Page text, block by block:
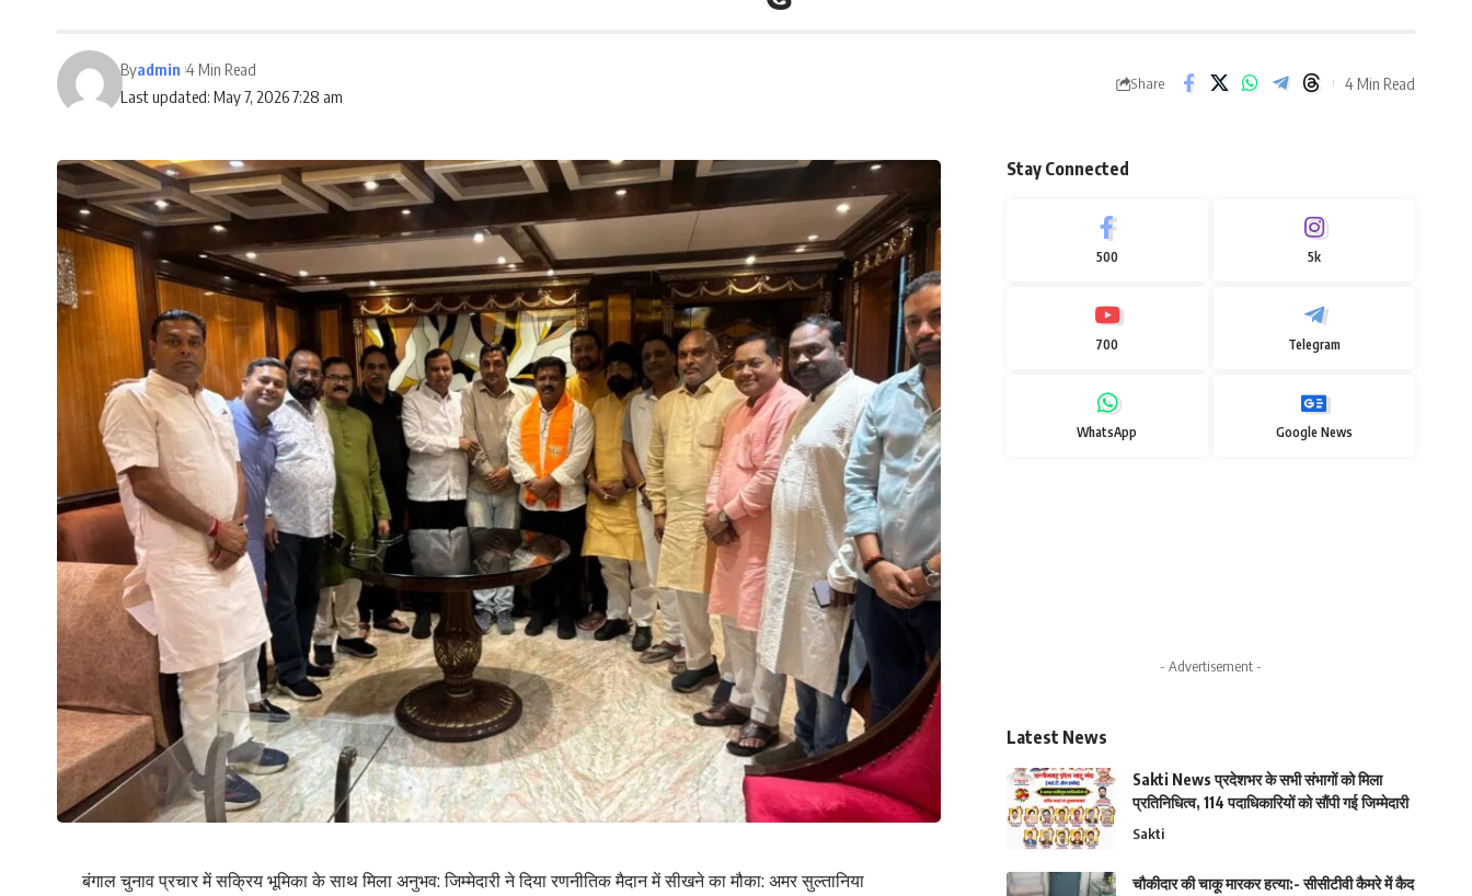
Last updated: May 7, 2026 7:28 am
Byadmin 4 Min Read
Share 4 Min Read
बंगाल चुनाव प्रचार में सक्रिय भूमिका के साथ मिला अनुभव: जिम्मेदारी ने दिया रणनीतिक मैदान में सीखने का मौका: अमर सुल्तानिया
Stay Connected
500 5k
700 Telegram
WhatsApp Google News
- Advertisement -
Latest News
Sakti News प्रदेशभर के सभी संभागों को मिला
प्रतिनिधित्व, 114 पदाधिकारियों को सौंपी गई जिम्मेदारी
Sakti
चौकीदार की चाकू मारकर हत्या:- सीसीटीवी कैमरे में कैद